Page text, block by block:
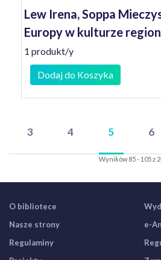
Lew Irena, Soppa
Europy w kulturze
1 produkt/y
Dodaj do Koszyka
3 4 5 6
Wyników 85 - 105 z
O bibliotece
Nasze strony
Regulaminy
e-